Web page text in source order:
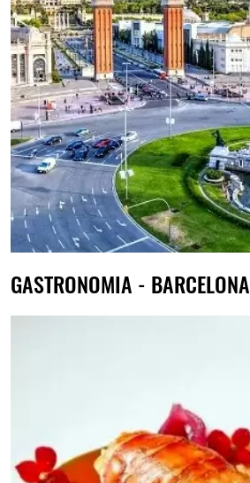
GASTRONOMIA - BARCELONA